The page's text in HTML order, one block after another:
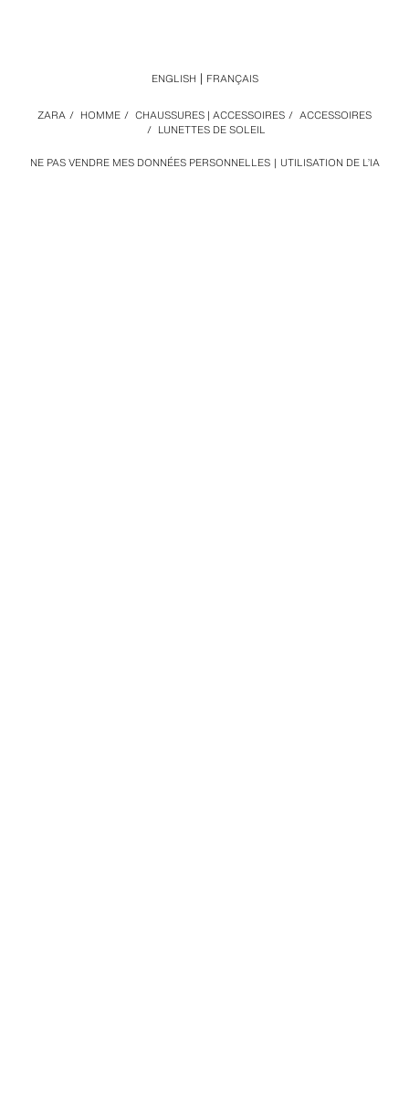
NE PAS VENDRE MES DONNÉES PERSONNELLES UTILISATION DE L’IA
ZARA / HOMME / CHAUSSURES | ACCESSOIRES / ACCESSOIRES
/ LUNETTES DE SOLEIL
ENGLISH FRANÇAIS